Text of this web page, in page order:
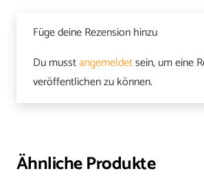
Füge deine Rezension hinzu
Du musstangemeldetsein, um eine
veröffentlichen zu können.
Ähnliche Produkte